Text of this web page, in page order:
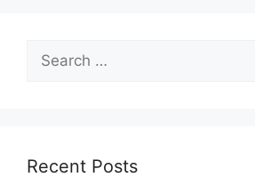
Recent Posts